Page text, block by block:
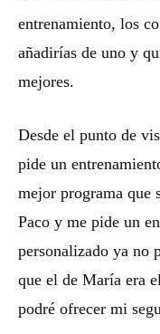
entrenamiento, los
añadirías de uno y
mejores.
Desde el punto de
pide un
mejor programa que
Paco y me pide un
personalizado ya no
que el de María era
podré ofrecer mi